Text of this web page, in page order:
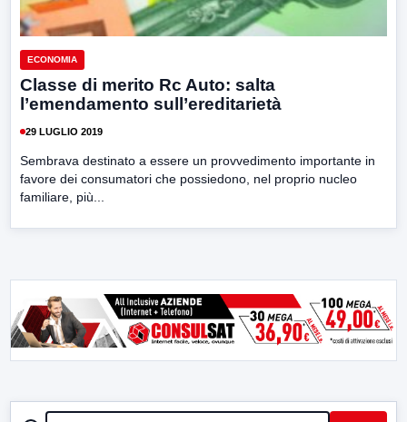
ECONOMIA
Classe di merito Rc Auto: salta
l’emendamento sull’ereditarietà
29 LUGLIO 2019
Sembrava destinato a essere un provvedimento importante in
favore dei consumatori che possiedono, nel proprio nucleo
familiare, più...